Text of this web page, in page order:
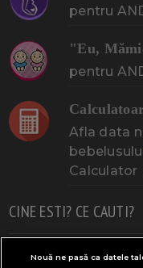
pentru
"Eu,
pentru
Afla data
Calculator
CINE ESTI? CE CAUTI?
Doresc un copil
Nouă ne pasă ca datele